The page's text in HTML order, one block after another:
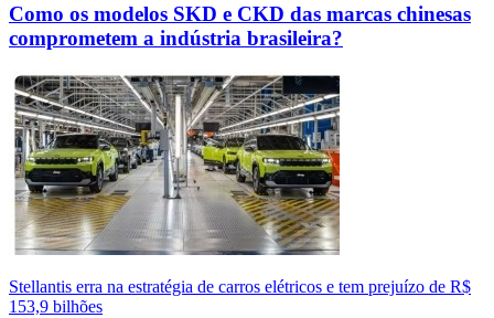
Como os modelos SKD e CKD das marcas chinesas
comprometem a indústria brasileira?
Stellantis erra na estratégia de carros elétricos e tem prejuízo de R$
153,9 bilhões